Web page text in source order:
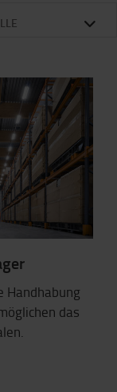
Handhabung
das